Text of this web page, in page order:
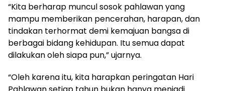
“Kita berharap muncul sosok pahlawan yang
mampu memberikan pencerahan, harapan, dan
tindakan terhormat demi kemajuan bangsa di
berbagai bidang kehidupan. Itu semua dapat
dilakukan oleh siapa pun,” ujarnya.
“Oleh karena itu, kita harapkan peringatan Hari